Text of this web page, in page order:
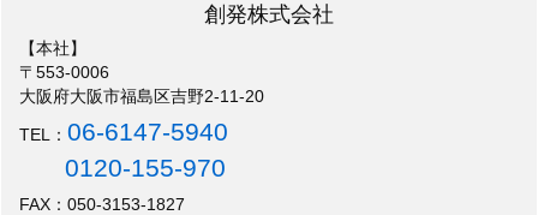
創発株式会社
【本社】
〒553-0006
大阪府大阪市福島区吉野2-11-20
TEL：06-6147-5940
0120-155-970
FAX：050-3153-1827